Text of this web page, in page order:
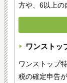
方や、6以上の
ワンストッ
ワンストップ
税の確定申告